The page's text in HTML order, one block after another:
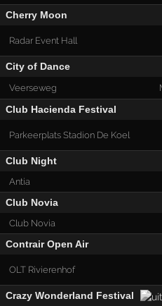
Cherry Moon
Radar Event Hall
City of Dance
Veerseweg
Club Hacienda Festival
Parkeerplats Stadion De Koel
Club Night
Antia
Club Novia
Club Novia
Contrair Open Air
OLT Rivierenhof
Crazy Wonderland Festival